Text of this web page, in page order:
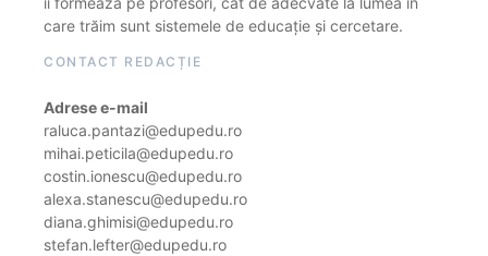
care trăim sunt sistemele de educație și cercetare.
CONTACT REDACȚIE
Adrese e-mail
raluca.pantazi@edupedu.ro
mihai.peticila@edupedu.ro
costin.ionescu@edupedu.ro
alexa.stanescu@edupedu.ro
diana.ghimisi@edupedu.ro
stefan.lefter@edupedu.ro